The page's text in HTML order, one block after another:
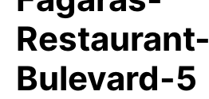
Restaurant-
Bulevard-5